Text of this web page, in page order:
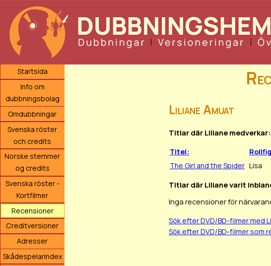
Startsida
Info om
dubbningsbolag
Omdubbningar
Svenska röster
och credits
Norske stemmer
og credits
Svenska röster -
Kortfilmer
Recensioner
Creditversioner
Adresser
Skådespelarindex
Liliane Amuat
Titlar där Liliane medverkar:
Titel:
The Girl and the Spider Lisa
Titlar där Liliane varit
Inga recensioner för
Sök efter DVD/BD-filmer med
Sök efter DVD/BD-filmer som